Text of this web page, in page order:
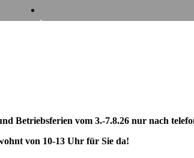
Betriebsferien vom 3.-7.8.26 nur nach
von 10-13 Uhr für Sie da!